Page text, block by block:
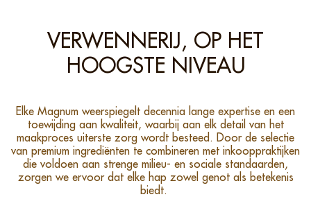
VERWENNERIJ, OP HET
HOOGSTE NIVEAU
Elke Magnum weerspiegelt decennia lange expertise en een
toewijding aan kwaliteit, waarbij aan elk detail van het
maakproces uiterste zorg wordt besteed. Door de selectie
van premium ingrediënten te combineren met inkooppraktijken
die voldoen aan strenge milieu‑ en sociale standaarden,
zorgen we ervoor dat elke hap zowel genot als betekenis
biedt. ​